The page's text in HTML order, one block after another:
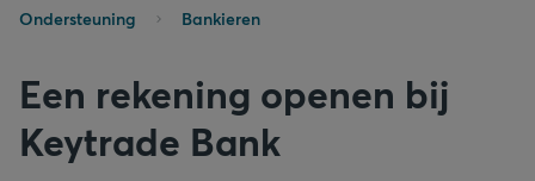
Ondersteuning Bankieren
Een rekening openen bij
Keytrade Bank